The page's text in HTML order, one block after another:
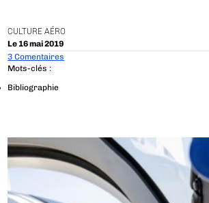
CULTURE AÉRO
Le 16 mai 2019
3 Comentaires
Mots-clés :
Bibliographie